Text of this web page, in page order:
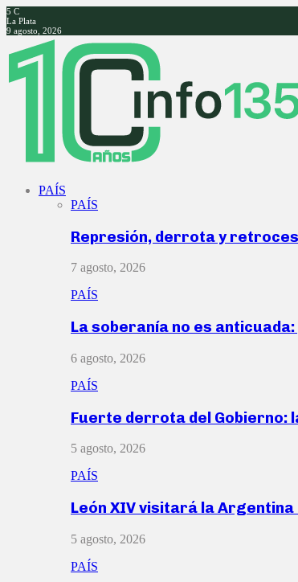
5 C
La Plata
9 agosto, 2026
Facebook
Twitter
Instagram
Youtube
PAÍS
PAÍS
Represión, derrota y
7 agosto, 2026
PAÍS
La soberanía no es
6 agosto, 2026
PAÍS
Fuerte derrota del Gobierno:
5 agosto, 2026
PAÍS
León XIV visitará la
5 agosto, 2026
PAÍS